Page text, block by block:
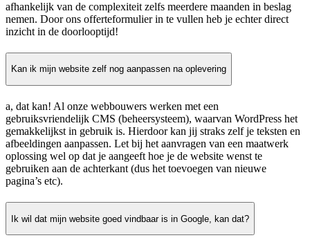
afhankelijk van de complexiteit zelfs meerdere maanden in beslag
nemen. Door ons offerteformulier in te vullen heb je echter direct
inzicht in de doorlooptijd!
Kan ik mijn website zelf nog aanpassen na oplevering
a, dat kan! Al onze webbouwers werken met een
gebruiksvriendelijk CMS (beheersysteem), waarvan WordPress het
gemakkelijkst in gebruik is. Hierdoor kan jij straks zelf je teksten en
afbeeldingen aanpassen. Let bij het aanvragen van een maatwerk
oplossing wel op dat je aangeeft hoe je de website wenst te
gebruiken aan de achterkant (dus het toevoegen van nieuwe
pagina’s etc).
Ik wil dat mijn website goed vindbaar is in Google, kan dat?